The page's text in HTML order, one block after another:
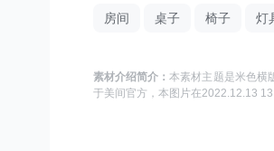
房间 桌子 椅子 灯
素材介绍简介：本素材主题是米色横
于美间官方 ，本图片在2022.12.13